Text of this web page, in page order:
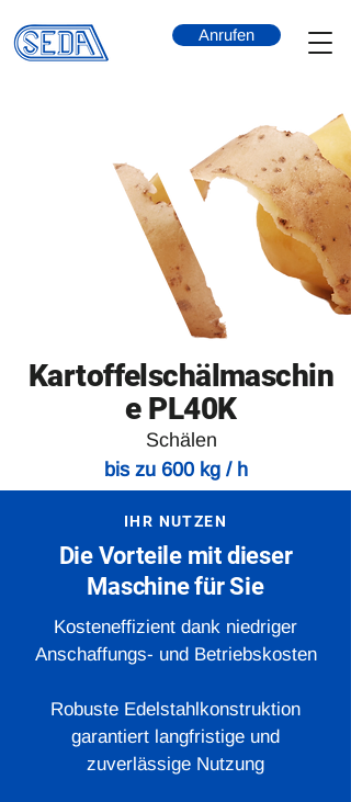
Anrufen
Kartoffelschälmaschin
e PL40K
Schälen
bis zu 600 kg / h
IHR NUTZEN
Die Vorteile mit dieser
Maschine für Sie
Kosteneffizient dank niedriger
Anschaffungs- und Betriebskosten
Robuste Edelstahlkonstruktion
garantiert langfristige und
zuverlässige Nutzung